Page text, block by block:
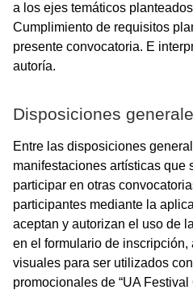
a los ejes temáticos
Cumplimiento de requisitos
presente convocatoria. E
autoría.
Disposiciones
Entre las disposiciones
manifestaciones artísticas que
participar en otras
participantes mediante la
aceptan y autorizan el uso de
en el formulario de inscripción,
visuales para ser utilizados
promocionales de “UA